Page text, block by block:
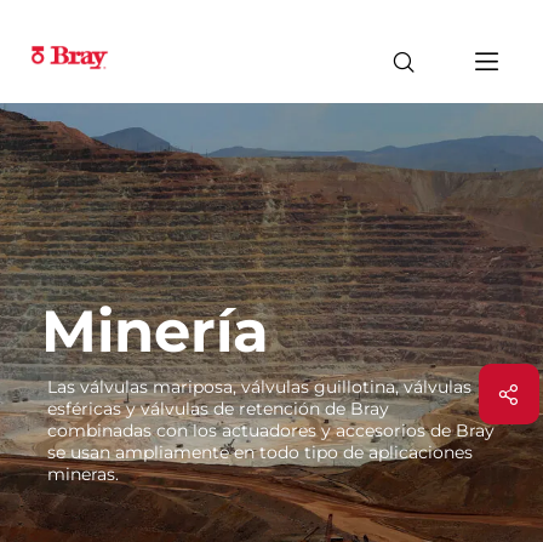
Minería
Las válvulas mariposa, válvulas guillotina, válvulas
esféricas y válvulas de retención de Bray
combinadas con los actuadores y accesorios de Bray
se usan ampliamente en todo tipo de aplicaciones
mineras.